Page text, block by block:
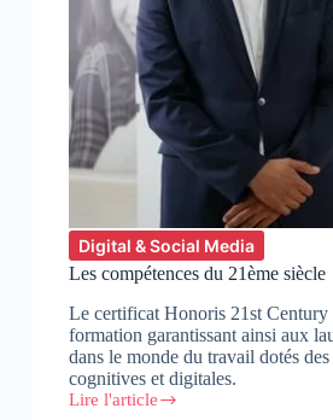
Digital & Social Media
Les compétences du 21ème siècle
Le certificat Honoris 21st Century
formation garantissant ainsi aux
dans le monde du travail dotés
cognitives et digitales.
Lire l'article
Les